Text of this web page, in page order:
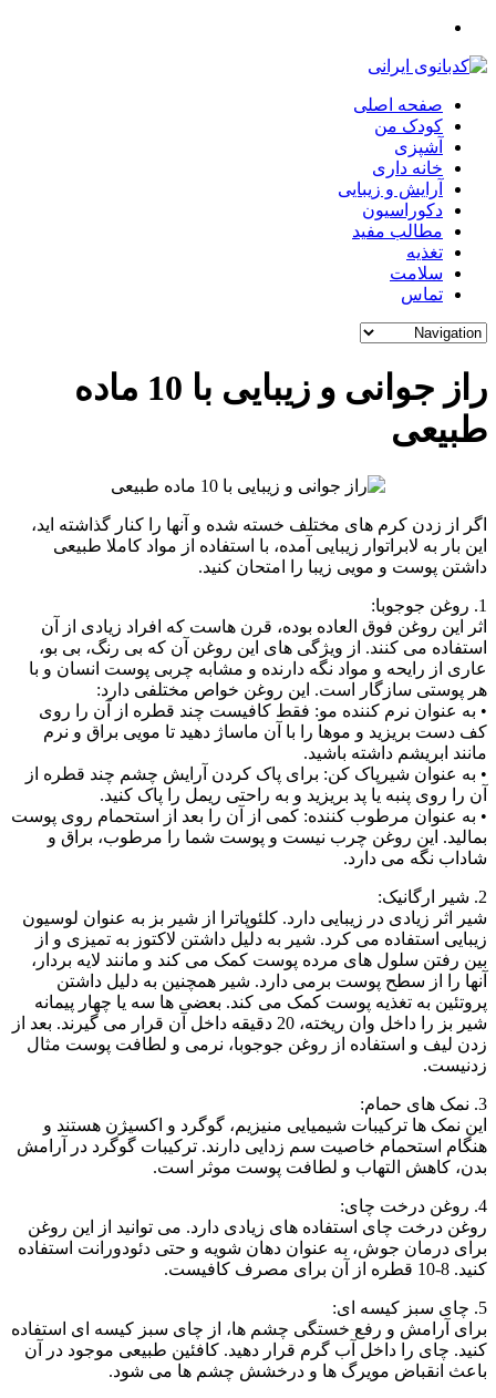
صفحه اصلی
کودک من
آشپزی
خانه داری
آرایش و زیبایی
دکوراسیون
مطالب مفید
تغذیه
سلامت
تماس
راز جوانی و زیبایی با 10 ماده
طبیعی
اگر از زدن کرم های مختلف خسته شده و آنها را کنار گذاشته اید،
این بار به لابراتوار زیبایی آمده، با استفاده از مواد کاملا طبیعی
داشتن پوست و مویی زیبا را امتحان کنید.
1. روغن جوجوبا:
اثر این روغن فوق العاده بوده، قرن هاست که افراد زیادی از آن
استفاده می کنند. از ویژگی های این روغن آن که بی رنگ، بی بو،
عاری از رایحه و مواد نگه دارنده و مشابه چربی پوست انسان و با
هر پوستی سازگار است. این روغن خواص مختلفی دارد:
• به عنوان نرم کننده مو: فقط کافیست چند قطره از آن را روی
کف دست بریزید و موها را با آن ماساژ دهید تا مویی براق و نرم
مانند ابریشم داشته باشید.
• به عنوان شیرپاک کن: برای پاک کردن آرایش چشم چند قطره از
آن را روی پنبه یا پد بریزید و به راحتی ریمل را پاک کنید.
• به عنوان مرطوب کننده: کمی از آن را بعد از استحمام روی پوست
بمالید. این روغن چرب نیست و پوست شما را مرطوب، براق و
شاداب نگه می دارد.
2. شیر ارگانیک:
شیر اثر زیادی در زیبایی دارد. کلئوپاترا از شیر بز به عنوان لوسیون
زیبایی استفاده می کرد. شیر به دلیل داشتن لاکتوز به تمیزی و از
بین رفتن سلول های مرده پوست کمک می کند و مانند لایه بردار،
آنها را از سطح پوست برمی دارد. شیر همچنین به دلیل داشتن
پروتئین به تغذیه پوست کمک می کند. بعضی ها سه یا چهار پیمانه
شیر بز را داخل وان ریخته، 20 دقیقه داخل آن قرار می گیرند. بعد از
زدن لیف و استفاده از روغن جوجوبا، نرمی و لطافت پوست مثال
زدنیست.
3. نمک های حمام:
این نمک ها ترکیبات شیمیایی منیزیم، گوگرد و اکسیژن هستند و
هنگام استحمام خاصیت سم زدایی دارند. ترکیبات گوگرد در آرامش
بدن، کاهش التهاب و لطافت پوست موثر است.
4. روغن درخت چای:
روغن درخت چای استفاده های زیادی دارد. می توانید از این روغن
برای درمان جوش، به عنوان دهان شویه و حتی دئودورانت استفاده
کنید. 8-10 قطره از آن برای مصرف کافیست.
5. چای سبز کیسه ای:
برای آرامش و رفع خستگی چشم ها، از چای سبز کیسه ای استفاده
کنید. چای را داخل آب گرم قرار دهید. کافئین طبیعی موجود در آن
باعث انقباض مویرگ ها و درخشش چشم ها می شود.